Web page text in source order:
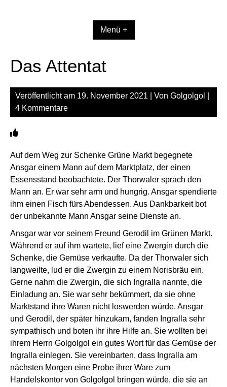
Menü +
Das Attentat
Veröffentlicht am 19. November 2021 | Von Golgolgol
4 Kommentare
Auf dem Weg zur Schenke Grüne Markt begegnete
Ansgar einem Mann auf dem Marktplatz, der einen
Essensstand beobachtete. Der Thorwaler sprach den
Mann an. Er war sehr arm und hungrig. Ansgar spendierte
ihm einen Fisch fürs Abendessen. Aus Dankbarkeit bot
der unbekannte Mann Ansgar seine Dienste an.
Ansgar war vor seinem Freund Gerodil im Grünen Markt.
Während er auf ihm wartete, lief eine Zwergin durch die
Schenke, die Gemüse verkaufte. Da der Thorwaler sich
langweilte, lud er die Zwergin zu einem Norisbräu ein.
Gerne nahm die Zwergin, die sich Ingralla nannte, die
Einladung an. Sie war sehr bekümmert, da sie ohne
Marktstand ihre Waren nicht loswerden würde. Ansgar
und Gerodil, der später hinzukam, fanden Ingralla sehr
sympathisch und boten ihr ihre Hilfe an. Sie wollten bei
ihrem Herrn Golgolgol ein gutes Wort für das Gemüse der
Ingralla einlegen. Sie vereinbarten, dass Ingralla am
nächsten Morgen eine Probe ihrer Ware zum
Handelskontor von Golgolgol bringen würde, die sie an